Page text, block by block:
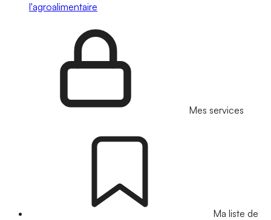
l'agroalimentaire
Mes services
Ma liste de